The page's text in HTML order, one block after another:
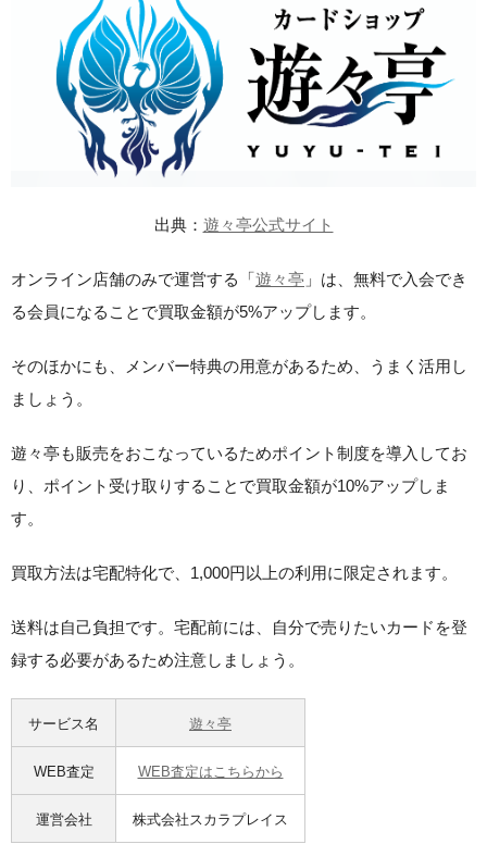
出典： 遊々亭公式サイト
オンライン店舗のみで運営する「遊々亭 」は、無料で入会でき
る会員になることで買取金額が5%アップします。
そのほかにも、メンバー特典の用意があるため、うまく活用し
ましょう。
遊々亭も販売をおこなっているためポイント制度を導入してお
り、ポイント受け取りすることで買取金額が10%アップしま
す。
買取方法は宅配特化で、1,000円以上の利用に限定されます。
送料は自己負担です。宅配前には、自分で売りたいカードを登
録する必要があるため注意しましょう。
サービス名 遊々亭
WEB査定 WEB査定はこちらから
運営会社 株式会社スカラプレイス